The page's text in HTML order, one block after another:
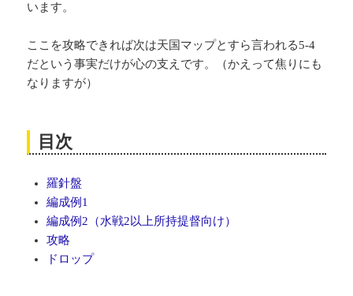
います。
ここを攻略できれば次は天国マップとすら言われる5-4
だという事実だけが心の支えです。（かえって焦りにも
なりますが）
目次
羅針盤
編成例1
編成例2（水戦2以上所持提督向け）
攻略
ドロップ